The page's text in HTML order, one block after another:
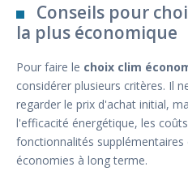
Conseils pour
la plus économique
Pour faire le choix clim
considérer plusieurs critères. Il
regarder le prix d'achat initial,
l'efficacité énergétique, les
fonctionnalités
économies à long terme.